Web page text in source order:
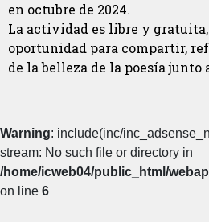
en octubre de 2024.
La actividad es libre y
oportunidad para compartir,
de la belleza de la poesía junto
Warning: include(inc/
stream: No such file or directory in
/home/icweb04/public_html/
on line 6